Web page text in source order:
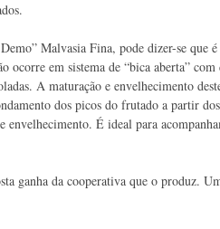
Malvasia Fina, pode dizer-se que
em sistema de “bica aberta” com
A maturação e envelhecimento
dos picos do frutado a partir
envelhecimento. É ideal para
ganha da cooperativa que o produz.